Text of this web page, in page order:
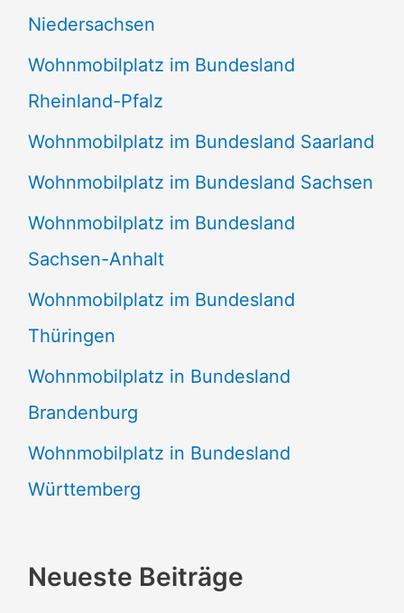
Niedersachsen
Wohnmobilplatz im Bundesland
Rheinland-Pfalz
Wohnmobilplatz im Bundesland Saarland
Wohnmobilplatz im Bundesland Sachsen
Wohnmobilplatz im Bundesland
Sachsen-Anhalt
Wohnmobilplatz im Bundesland
Thüringen
Wohnmobilplatz in Bundesland
Brandenburg
Wohnmobilplatz in Bundesland
Württemberg
Neueste Beiträge